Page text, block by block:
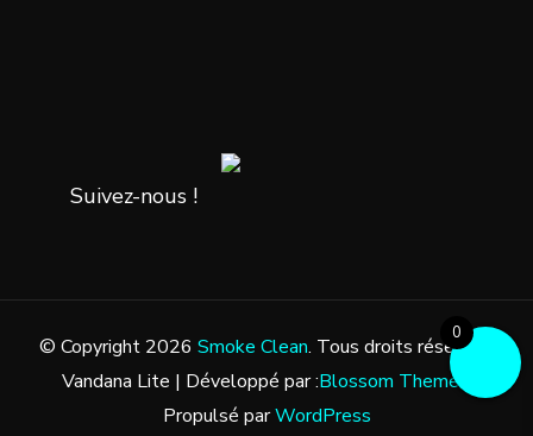
Suivez-nous !
© Copyright 2026 Smoke Clean. Tous droits réservés.
Vandana Lite | Développé par :Blossom Themes
Propulsé parWordPress
0